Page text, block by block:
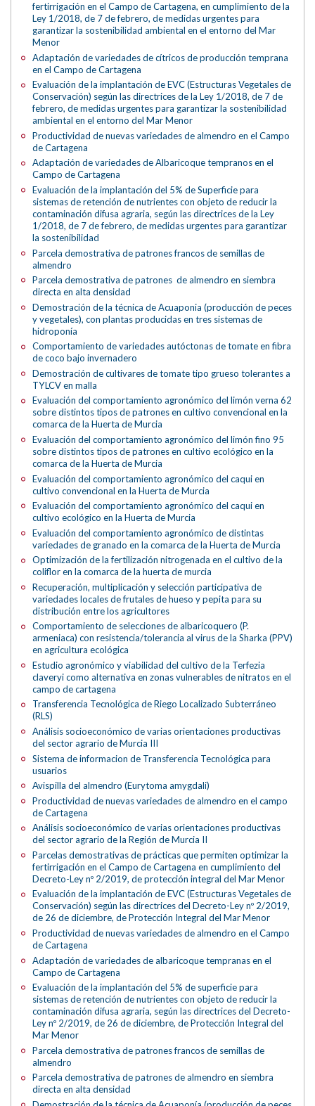
fertirrigación en el Campo de Cartagena, en cumplimiento de la
Ley 1/2018, de 7 de febrero, de medidas urgentes para
garantizar la sostenibilidad ambiental en el entorno del Mar
Menor
Adaptación de variedades de cítricos de producción temprana
en el Campo de Cartagena
Evaluación de la implantación de EVC (Estructuras Vegetales de
Conservación) según las directrices de la Ley 1/2018, de 7 de
febrero, de medidas urgentes para garantizar la sostenibilidad
ambiental en el entorno del Mar Menor
Productividad de nuevas variedades de almendro en el Campo
de Cartagena
Adaptación de variedades de Albaricoque tempranos en el
Campo de Cartagena
Evaluación de la implantación del 5% de Superficie para
sistemas de retención de nutrientes con objeto de reducir la
contaminación difusa agraria, según las directrices de la Ley
1/2018, de 7 de febrero, de medidas urgentes para garantizar
la sostenibilidad
Parcela demostrativa de patrones francos de semillas de
almendro
Parcela demostrativa de patrones de almendro en siembra
directa en alta densidad
Demostración de la técnica de Acuaponia (producción de peces
y vegetales), con plantas producidas en tres sistemas de
hidroponía
Comportamiento de variedades autóctonas de tomate en fibra
de coco bajo invernadero
Demostración de cultivares de tomate tipo grueso tolerantes a
TYLCV en malla
Evaluación del comportamiento agronómico del limón verna 62
sobre distintos tipos de patrones en cultivo convencional en la
comarca de la Huerta de Murcia
Evaluación del comportamiento agronómico del limón fino 95
sobre distintos tipos de patrones en cultivo ecológico en la
comarca de la Huerta de Murcia
Evaluación del comportamiento agronómico del caqui en
cultivo convencional en la Huerta de Murcia
Evaluación del comportamiento agronómico del caqui en
cultivo ecológico en la Huerta de Murcia
Evaluación del comportamiento agronómico de distintas
variedades de granado en la comarca de la Huerta de Murcia
Optimización de la fertilización nitrogenada en el cultivo de la
coliflor en la comarca de la huerta de murcia
Recuperación, multiplicación y selección participativa de
variedades locales de frutales de hueso y pepita para su
distribución entre los agricultores
Comportamiento de selecciones de albaricoquero (P.
armeniaca) con resistencia/tolerancia al virus de la Sharka (PPV)
en agricultura ecológica
Estudio agronómico y viabilidad del cultivo de la Terfezia
claveryi como alternativa en zonas vulnerables de nitratos en el
campo de cartagena
Transferencia Tecnológica de Riego Localizado Subterráneo
(RLS)
Análisis socioeconómico de varias orientaciones productivas
del sector agrario de Murcia III
Sistema de informacion de Transferencia Tecnológica para
usuarios
Avispilla del almendro (Eurytoma amygdali)
Productividad de nuevas variedades de almendro en el campo
de Cartagena
Análisis socioeconómico de varias orientaciones productivas
del sector agrario de la Región de Murcia II
Parcelas demostrativas de prácticas que permiten optimizar la
fertirrigación en el Campo de Cartagena en cumplimiento del
Decreto-Ley nº 2/2019, de protección integral del Mar Menor
Evaluación de la implantación de EVC (Estructuras Vegetales de
Conservación) según las directrices del Decreto-Ley nº 2/2019,
de 26 de diciembre, de Protección Integral del Mar Menor
Productividad de nuevas variedades de almendro en el Campo
de Cartagena
Adaptación de variedades de albaricoque tempranas en el
Campo de Cartagena
Evaluación de la implantación del 5% de superficie para
sistemas de retención de nutrientes con objeto de reducir la
contaminación difusa agraria, según las directrices del Decreto-
Ley nº 2/2019, de 26 de diciembre, de Protección Integral del
Mar Menor
Parcela demostrativa de patrones francos de semillas de
almendro
Parcela demostrativa de patrones de almendro en siembra
directa en alta densidad